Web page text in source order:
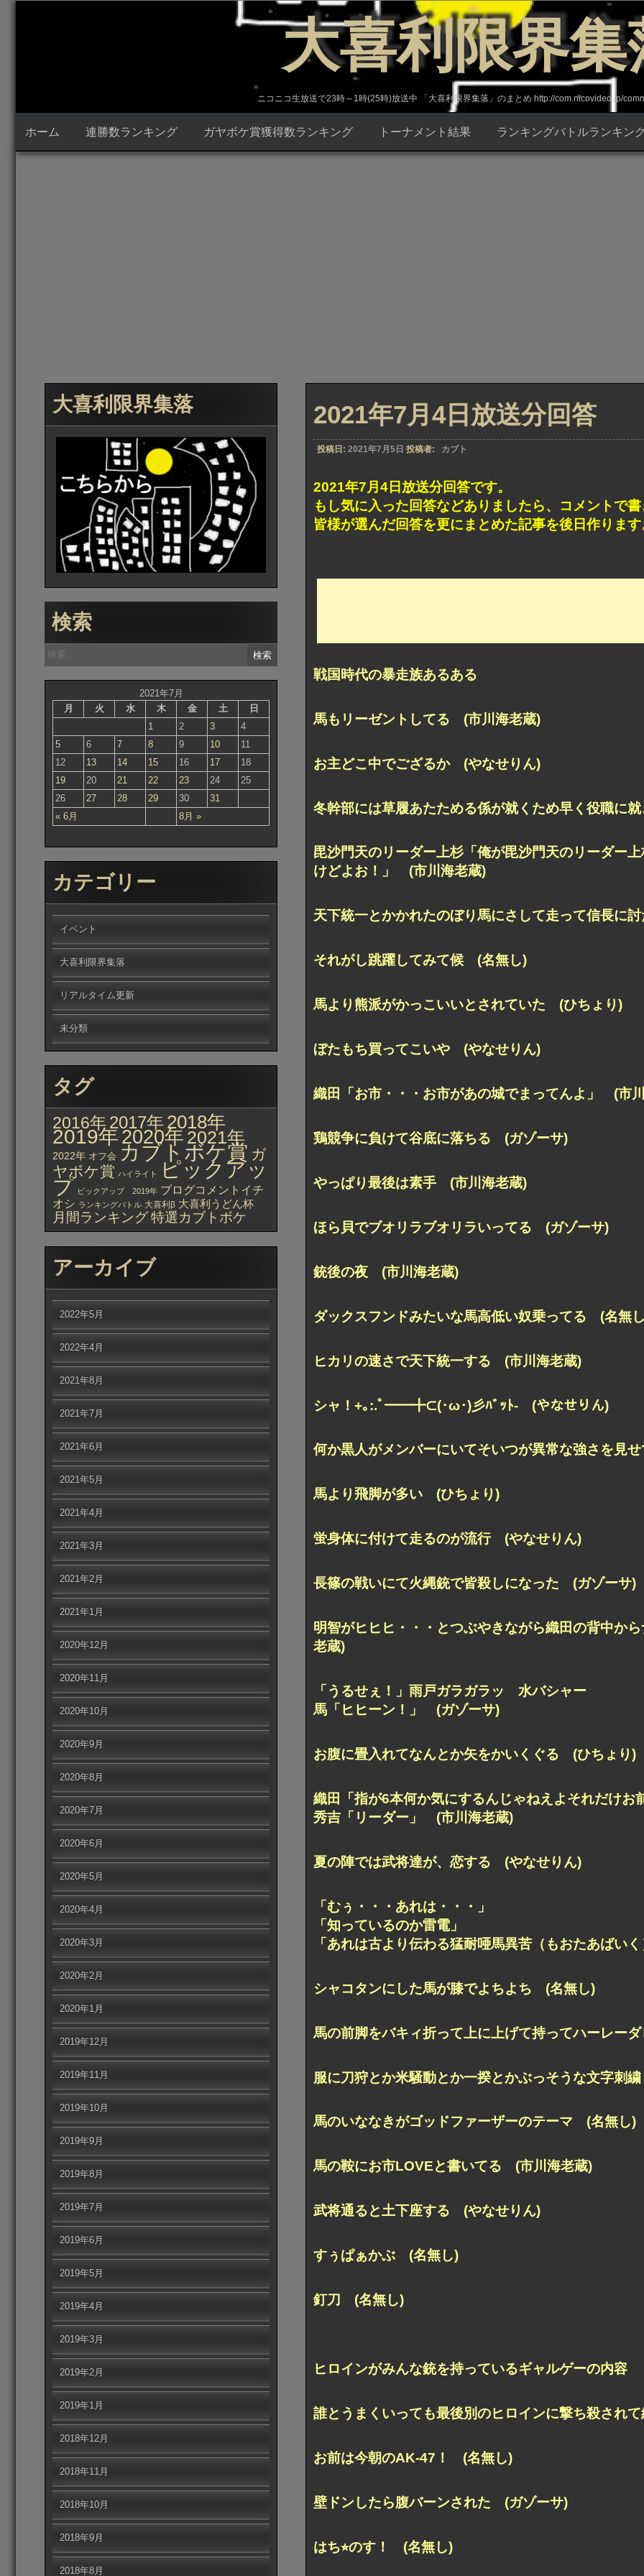
プ
大喜利限界集
ニコニコ生放送で23時～1時(25時)放送中 「大喜利限界集落」のまとめ http://com.nicovideo.jp/
ホーム 連勝数ランキング ガヤボケ賞獲得数ランキング トーナメント結果 ランキングバトルランキン
2021年7月4日放送分回答
投稿日: 2021年7月5日 投稿者: カブト
2021年7月4日放送分回答です。
もし気に入った回答などありましたら、コメントで
皆様が選んだ回答を更にまとめた記事を後日作ります
戦国時代の暴走族あるある
馬もリーゼントしてる (市川海老蔵)
お主どこ中でござるか (やなせりん)
冬幹部には草履あたためる係が就くため早く役職に
毘沙門天のリーダー上杉「俺が毘沙門天のリーダー
けどよお！」 (市川海老蔵)
天下統一とかかれたのぼり馬にさして走って信長に
それがし跳躍してみて候 (名無し)
馬より熊派がかっこいいとされていた (ひちょり)
ぼたもち買ってこいや (やなせりん)
織田「お市・・・お市があの城でまってんよ」 (市
鶏競争に負けて谷底に落ちる (ガゾーサ)
やっぱり最後は素手 (市川海老蔵)
ほら貝でブオリラブオリラいってる (ガゾーサ)
銃後の夜 (市川海老蔵)
ダックスフンドみたいな馬高低い奴乗ってる (名無
ヒカリの速さで天下統一する (市川海老蔵)
シャ！+｡:.ﾟ━━╋⊂(･ω･)彡ﾊﾞｯﾄ- (やなせりん)
何か黒人がメンバーにいてそいつが異常な強さを見
馬より飛脚が多い (ひちょり)
蛍身体に付けて走るのが流行 (やなせりん)
長篠の戦いにて火縄銃で皆殺しになった (ガゾーサ)
明智がヒヒヒ・・・とつぶやきながら織田の背中か
老蔵)
「うるせぇ！」雨戸ガラガラッ 水バシャー
馬「ヒヒーン！」 (ガゾーサ)
お腹に畳入れてなんとか矢をかいくぐる (ひちょり)
織田「指が6本何か気にするんじゃねえよそれだけお
秀吉「リーダー」 (市川海老蔵)
夏の陣では武将達が、恋する (やなせりん)
「むぅ・・・あれは・・・」
「知っているのか雷電」
「あれは古より伝わる猛耐唖馬異苦（もおたあばい
シャコタンにした馬が膝でよちよち (名無し)
馬の前脚をバキィ折って上に上げて持ってハーレー
服に刀狩とか米騒動とか一揆とかぶっそうな文字刺
馬のいななきがゴッドファーザーのテーマ (名無し)
馬の鞍にお市LOVEと書いてる (市川海老蔵)
武将通ると土下座する (やなせりん)
すぅぱぁかぶ (名無し)
釘刀 (名無し)
ヒロインがみんな銃を持っているギャルゲーの内容
誰とうまくいっても最後別のヒロインに撃ち殺され
お前は今朝のAK-47！ (名無し)
壁ドンしたら腹バーンされた (ガゾーサ)
はち⭐︎のす！ (名無し)
大喜利限界集落
検索
検
索:
2021年7月
月
火 水 木 金 土 日
« 6月 8月 »
1 2 3
4
5
6 7 8 9 10
11
12
13 14 15 16 17
18
19
20 21 22 23 24
25
26
27 28 29 30 31
カテゴリー
イベント
大喜利限界集落
リアルタイム更新
未分類
タグ
2016年 2017年 2018年
2019年2020年 2021年
2022年 オフ会 カブトボケ賞 ガ
ヤボケ賞 ハイライト ピックアッ
プ ピックアップ 2019年 ブログコメントイチ
オシ ランキングバトル 大喜利β 大喜利うどん杯
月間ランキング特選カブトボケ
アーカイブ
2022年5月
2022年4月
2021年8月
2021年7月
2021年6月
2021年5月
2021年4月
2021年3月
2021年2月
2021年1月
2020年12月
2020年11月
2020年10月
2020年9月
2020年8月
2020年7月
2020年6月
2020年5月
2020年4月
2020年3月
2020年2月
2020年1月
2019年12月
2019年11月
2019年10月
2019年9月
2019年8月
2019年7月
2019年6月
2019年5月
2019年4月
2019年3月
2019年2月
2019年1月
2018年12月
2018年11月
2018年10月
2018年9月
2018年8月